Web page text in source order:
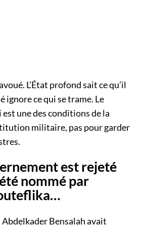
L’État profond sait ce qu’il
ignore ce qui se trame. Le
une des conditions de la
militaire, pas pour garder
est rejeté
nommé par
Abdelkader Bensalah avait